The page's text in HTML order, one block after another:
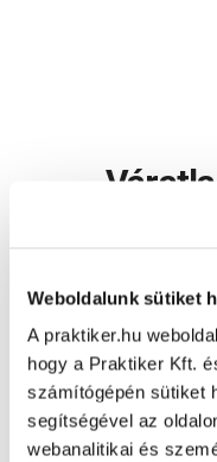
Weboldalunk sütiket
A praktiker.hu
hogy a Praktiker Kft.
számítógépén sütiket
segítségével az
webanalitikai és